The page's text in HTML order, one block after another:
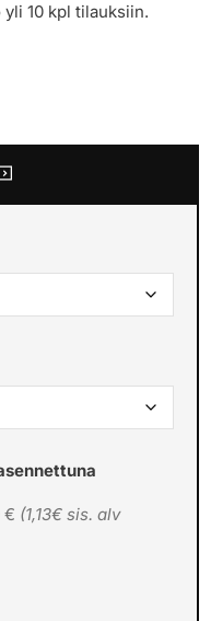
10 kpl tilauksiin.
€ (1,13€ sis. alv